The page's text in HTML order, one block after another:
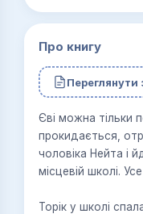
Про книгу
Переглянути
Єві можна тільки
прокидається,
чоловіка Нейта і
місцевій школі.
Торік у школі